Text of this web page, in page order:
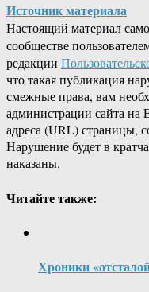
Источник материала
Настоящий материал
сообществе
редакции
что такая публикация
смежные права, вам
администрации сайта на
адреса (URL) страницы,
Нарушение будет в
наказаны.
Читайте также:
Хроники